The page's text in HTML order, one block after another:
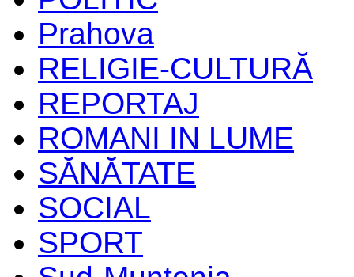
Prahova
RELIGIE-CULTURĂ
REPORTAJ
ROMANI IN LUME
SĂNĂTATE
SOCIAL
SPORT